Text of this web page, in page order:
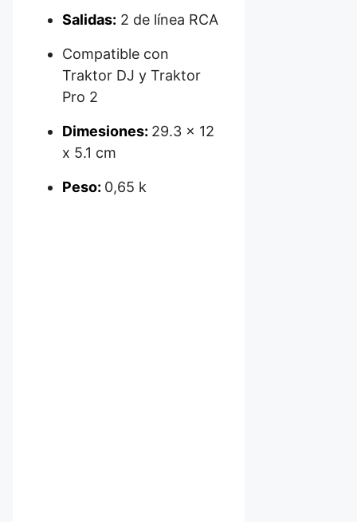
Salidas: 2 de línea RCA
Compatible con
Traktor DJ y Traktor
Pro 2
Dimesiones: 29.3 x 12
x 5.1 cm
Peso: 0,65 k